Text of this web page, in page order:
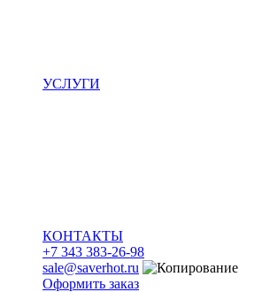
УСЛУГИ
КОНТАКТЫ
+7 343 383-26-98
sale@saverhot.ru
Оформить заказ